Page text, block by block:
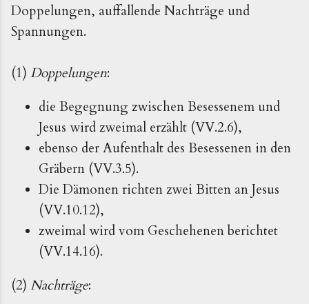
Doppelungen, auffallende Nachträge und
Spannungen.
(1) Doppelungen:
die Begegnung zwischen Besessenem und
Jesus wird zweimal erzählt (VV.2.6),
ebenso der Aufenthalt des Besessenen in den
Gräbern (VV.3.5).
Die Dämonen richten zwei Bitten an Jesus
(VV.10.12),
zweimal wird vom Geschehenen berichtet
(VV.14.16).
(2) Nachträge: